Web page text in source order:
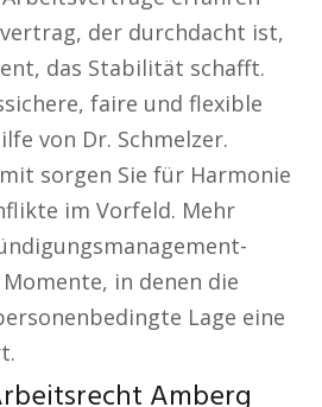
der durchdacht ist,
das Stabilität schafft.
faire und flexible
von Dr. Schmelzer.
sorgen Sie für Harmonie
im Vorfeld. Mehr
in denen die
Lage eine
Amberg